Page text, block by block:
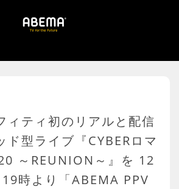
ィティ初のリアルと配信
ド型ライブ『CYBERロマ
～REUNION～』を 12
時より「ABEMA PPV